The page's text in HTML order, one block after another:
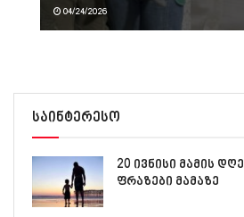
04/24/2026
საინტერესო
20 ივნისი მამის
ფრაზები მამაზე